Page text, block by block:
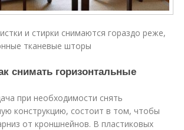
и стирки снимаются гораздо реже,
тканевые шторы
снимать горизонтальные
при необходимости снять
конструкцию, состоит в том, чтобы
от кроншнейнов. В пластиковых